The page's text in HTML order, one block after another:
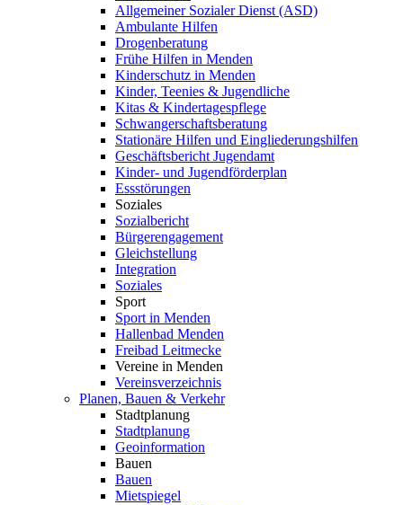
Allgemeiner Sozialer Dienst (ASD)
Ambulante Hilfen
Drogenberatung
Frühe Hilfen in Menden
Kinderschutz in Menden
Kinder, Teenies & Jugendliche
Kitas & Kindertagespflege
Schwangerschaftsberatung
Stationäre Hilfen und Eingliederungshilfen
Geschäftsbericht Jugendamt
Kinder- und Jugendförderplan
Essstörungen
Soziales
Sozialbericht
Bürgerengagement
Gleichstellung
Integration
Soziales
Sport
Sport in Menden
Hallenbad Menden
Freibad Leitmecke
Vereine in Menden
Vereinsverzeichnis
Planen, Bauen & Verkehr
Stadtplanung
Stadtplanung
Geoinformation
Bauen
Bauen
Mietspiegel